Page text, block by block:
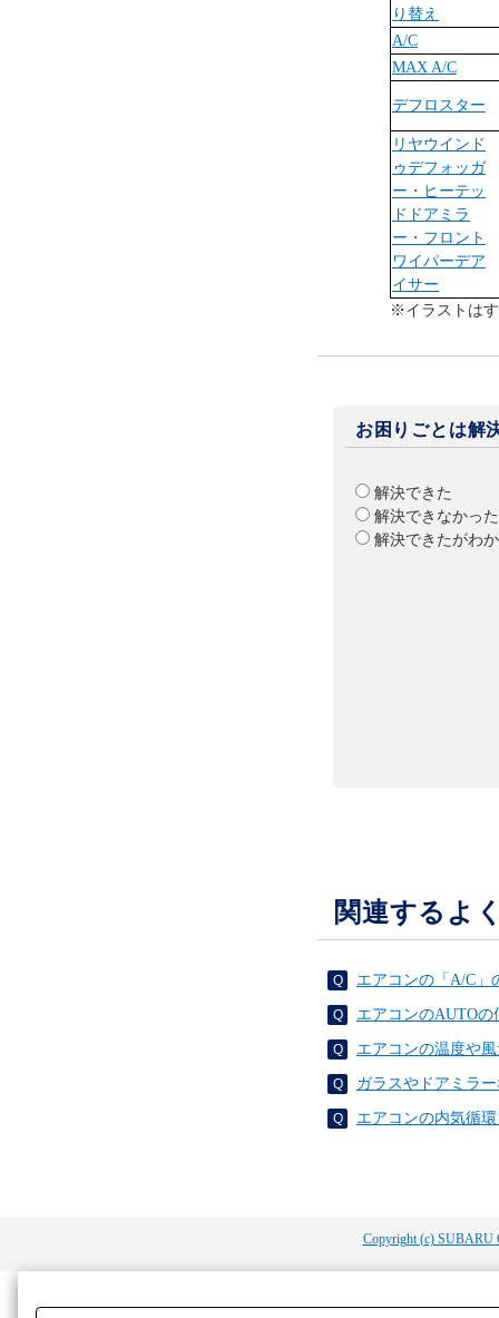
り替え
A/C
MAX A/C
デフロスター
リヤウインド
ゥデフォッガ
ー・ヒーテッ
ドドアミラ
ー・フロント
ワイパーデア
イサー
※イラストは
お困りごとは解
解決できた
解決できなかった
解決できたがわ
関連するよ
エアコンの「A/C」
エアコンのAUTO
エアコンの温度や
ガラスやドアミラ
エアコンの内気循
Copyright (c) SUBARU